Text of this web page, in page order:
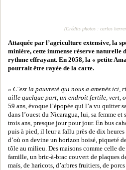
(Crédits photos : carlos
Attaquée par l’agriculture extensive, la
minière, cette immense réserve naturelle
rythme effrayant. En 2058, la « petite
pourrait être rayée de la carte.
« C’est la pauvreté qui nous a amenés ici,
aille quelque part, un endroit fertile, vert,
59 ans, évoque l’épopée qui l’a vu quitter
dans l’ouest du Nicaragua, lui, sa femme et
trois ans, presque jour pour jour. En bus
puis à pied, il leur a fallu près de dix
d’où on devine un horizon boisé, piqueté
tôle au milieu. Des maisons comme celle
famille, un bric-à-brac couvert de plaques
maïs, de haricots, d’arbres fruitiers, de